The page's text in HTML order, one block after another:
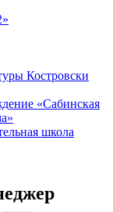
Костровски
«Сабинская
школа